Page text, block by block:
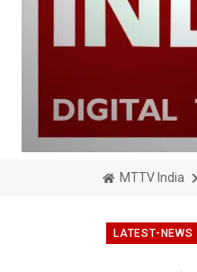
MTTV India
LATEST-NEWS